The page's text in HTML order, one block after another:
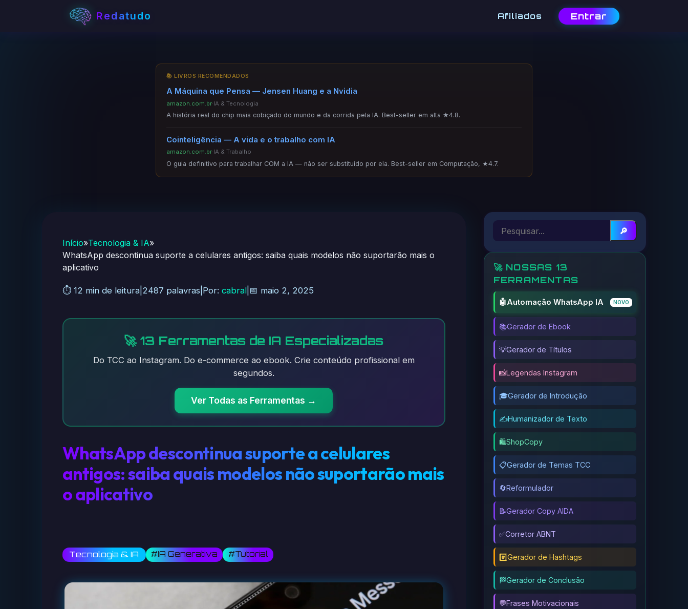
Redatudo Afiliados Entrar
📚 LIVROS RECOMENDADOS
A Máquina que Pensa — Jensen Huang e a Nvidia
amazon.com.br·IA & Tecnologia
A história real do chip mais cobiçado do mundo e da corrida pela IA. Best-seller em alta ★4.8.
Cointeligência — A vida e o trabalho com IA
amazon.com.br·IA & Trabalho
O guia definitivo para trabalhar COM a IA — não ser substituído por ela. Best-seller em Computação, ★4.7.
Início»Tecnologia & IA»
WhatsApp descontinua suporte a celulares antigos: saiba quais modelos não suportarão mais o
aplicativo
⏱️ 12 min de leitura 2487 palavras Por: cabral 📅 maio 2, 2025
🚀 13 Ferramentas de IA Especializadas
Do TCC ao Instagram. Do e-commerce ao ebook. Crie conteúdo profissional em
segundos.
Ver Todas as Ferramentas →
WhatsApp descontinua suporte a celulares
antigos: saiba quais modelos não suportarão mais
o aplicativo
Tecnologia & IA #IA Generativa #Tutorial
🔎
🚀 NOSSAS 13
FERRAMENTAS
🤖Automação WhatsApp IA NOVO
📚Gerador de Ebook
💡Gerador de Títulos
📸Legendas Instagram
🎓Gerador de Introdução
✍️Humanizador de Texto
🛍️ShopCopy
📋Gerador de Temas TCC
🔄Reformulador
📝Gerador Copy AIDA
✅Corretor ABNT
#️⃣Gerador de Hashtags
🏁Gerador de Conclusão
💬Frases Motivacionais